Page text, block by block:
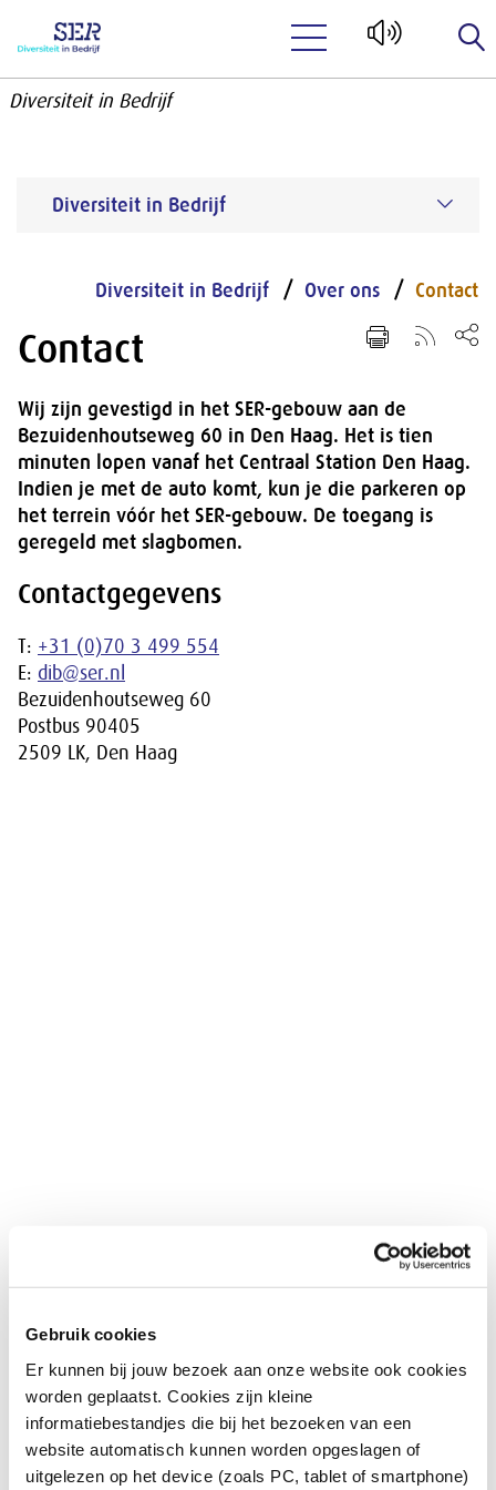
Gebruik cookies
Er kunnen bij jouw bezoek aan onze website ook cookies
worden geplaatst. Cookies zijn kleine
informatiebestandjes die bij het bezoeken van een
website automatisch kunnen worden opgeslagen of
uitgelezen op het device (zoals PC, tablet of smartphone)
Naar hoofdinhoud
Diversiteit in Bedrijf
Diversiteit in Bedrijf
Diversiteit in Bedrijf Over ons Contact
Contact
Wij zijn gevestigd in het SER-gebouw aan de
Bezuidenhoutseweg 60 in Den Haag. Het is tien
minuten lopen vanaf het Centraal Station Den Haag.
Indien je met de auto komt, kun je die parkeren op
het terrein vóór het SER-gebouw. De toegang is
geregeld met slagbomen.
Contactgegevens
T: +31 (0)70 3 499 554
E: dib@ser.nl
Bezuidenhoutseweg 60
Postbus 90405
2509 LK, Den Haag
Neem contact met ons op!
Voornaam *